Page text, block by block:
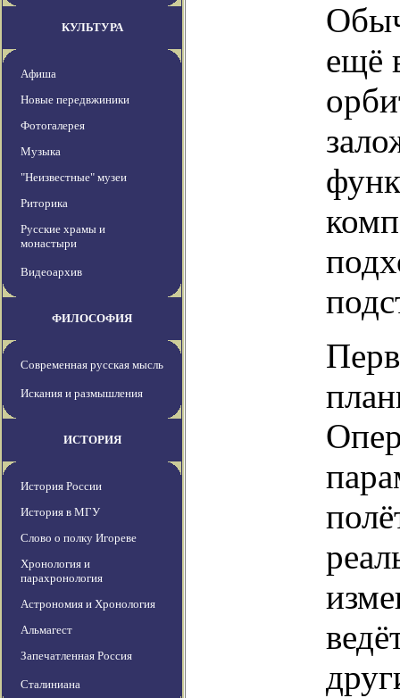
КУЛЬТУРА
Афиша
Новые передвжиники
Фотогалерея
Музыка
"Неизвестные" музеи
Риторика
Русские храмы и
монастыри
Видеоархив
ФИЛОСОФИЯ
Современная русская мысль
Искания и размышления
ИСТОРИЯ
История России
История в МГУ
Слово о полку Игореве
Хронология и
парахронология
Астрономия и Хронология
Альмагест
Запечатленная Россия
Сталиниана
ещё